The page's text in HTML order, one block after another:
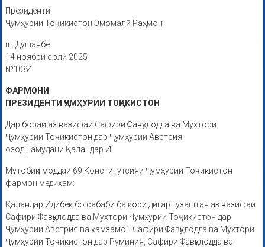
Президенти
Ҷумҳурии Тоҷикистон Эмомалӣ Раҳмон
ш. Душанбе
14 ноябри соли 2025
№1084
ФАРМОНИ
ПРЕЗИДЕНТИ ҶУМҲУРИИ ТОҶИКИСТОН
Дар бораи аз вазифаи Сафири Фавқулодда ва Мухтори
Ҷумҳурии Тоҷикистон дар Ҷумҳурии Австрия
озод намудани Қаландар И.
Мутобиқи моддаи 69 Конститутсияи Ҷумҳурии Тоҷикистон
фармон медиҳам:
Қаландар Идибек бо сабаби ба кори дигар гузаштан аз вазифаи
Сафири Фавқулодда ва Мухтори Ҷумҳурии Тоҷикистон дар
Ҷумҳурии Австрия ва ҳамзамон Сафири Фавқулодда ва Мухтори
Ҷумҳурии Тоҷикистон дар Руминия, Сафири Фавқулодда ва